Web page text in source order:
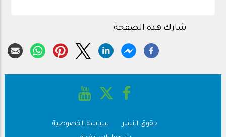
شارك هذه الصفحة
حقوق النشر
سياسة الخصوصية